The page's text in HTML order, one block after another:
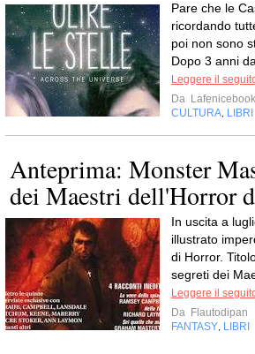
Pare che le
ricordando
poi non sono
Dopo 3 anni
Leggere il
Da Lafenicebook
CULTURA LIBRI
Anteprima: Monster
dei Maestri dell'Horror
In uscita a
illustrato
di Horror.
segreti dei
Leggere il
Da Flautodipan
FANTASY LIBRI